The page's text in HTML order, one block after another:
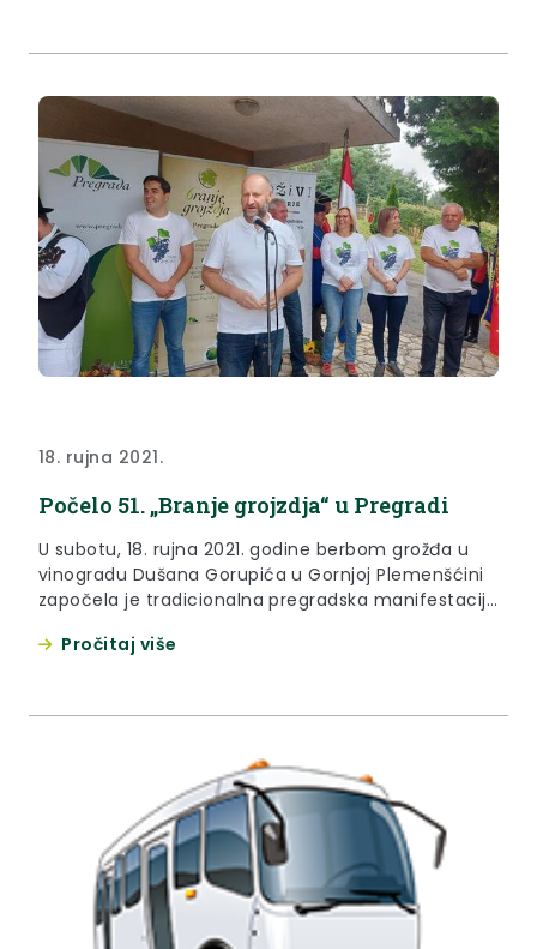
18. rujna 2021.
Počelo 51. „Branje grojzdja“ u Pregradi
U subotu, 18. rujna 2021. godine berbom grožđa u
vinogradu Dušana Gorupića u Gornjoj Plemenšćini
započela je tradicionalna pregradska manifestacija
Pročitaj više